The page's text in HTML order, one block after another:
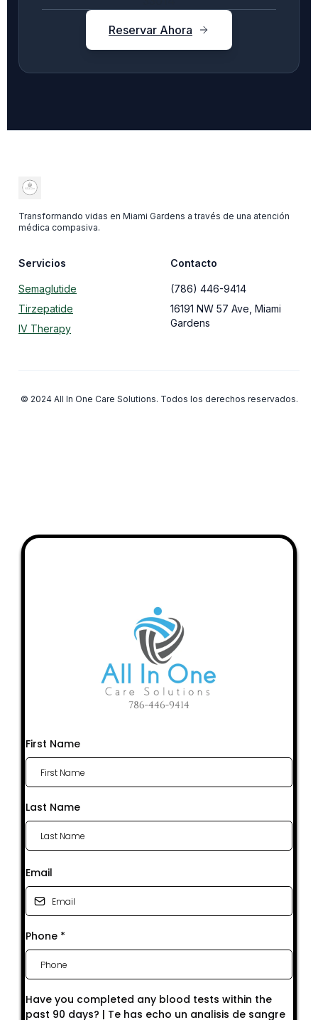
Reservar Ahora
Transformando vidas en Miami Gardens a través de una atención
médica compasiva.
Servicios
Semaglutide
Tirzepatide
IV Therapy
Contacto
(786) 446-9414
16191 NW 57 Ave, Miami
Gardens
© 2024 All In One Care Solutions. Todos los derechos reservados.
First Name
Last Name
Email
Phone *
Have you completed any blood tests within the
past 90 days? | Te has echo un analisis de sangre